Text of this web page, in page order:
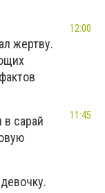
жертву.
сарай
12:00
11:45